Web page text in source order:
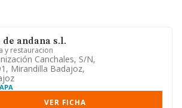
andana s.l.
y restauracion
Canchales, S/n,
Mirandilla Badajoz,
VER FICHA